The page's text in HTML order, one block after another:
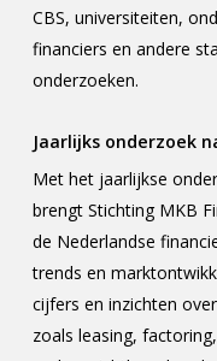
CBS, universiteiten,
financiers en andere
onderzoeken.
Jaarlijks onderzoek
Met het jaarlijkse
brengt Stichting MKB
de Nederlandse
trends en
cijfers en inzichten
zoals leasing,